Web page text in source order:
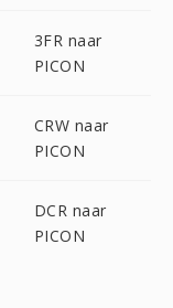
3FR naar
PICON
CRW naar
PICON
DCR naar
PICON